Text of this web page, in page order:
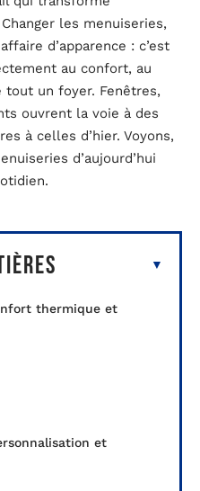
les menuiseries,
d’apparence : c’est
au confort, au
un foyer. Fenêtres,
ouvrent la voie à des
à celles d’hier. Voyons,
d’aujourd’hui
thermique et
et